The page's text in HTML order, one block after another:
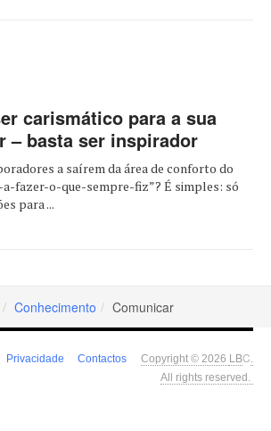
carismático para a sua
– basta ser inspirador
a saírem da área de conforto do
fazer-o-que-sempre-fiz”? É simples: só
para ...
Conhecimento Comunicar
Privacidade Contactos Copyright © 2026 LBC.
All rights reserved.